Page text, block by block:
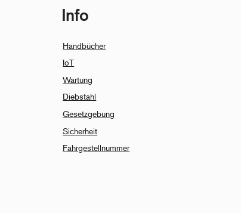
Info
Handbücher
IoT
Wartung
Diebstahl
Gesetzgebung
Sicherheit
Fahrgestellnummer